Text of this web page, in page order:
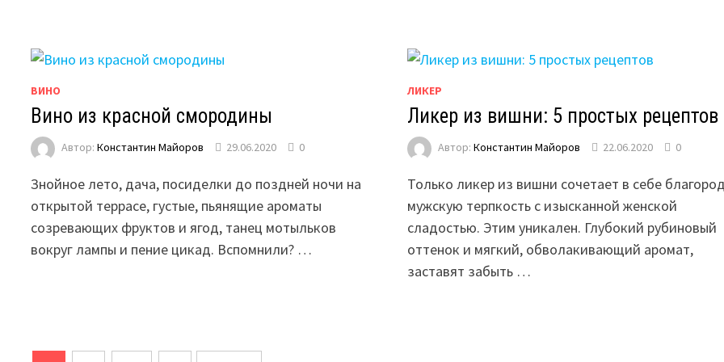
ВИНО
Вино из красной смородины
Автор:Константин Майоров 29.06.2020 0
Знойное лето, дача, посиделки до поздней ночи на
открытой террасе, густые, пьянящие ароматы
созревающих фруктов и ягод, танец мотыльков
вокруг лампы и пение цикад. Вспомнили? …
ЛИКЕР
Ликер из вишни: 5 простых рецептов
Автор: Константин Майоров 22.06.2020 0
Только ликер из вишни сочетает в себе
мужскую терпкость с изысканной женской
сладостью. Этим уникален. Глубокий рубиновый
оттенок и мягкий, обволакивающий аромат,
заставят забыть …